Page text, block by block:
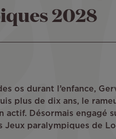
2028
os durant l’enfance,
plus de dix ans, le
actif. Désormais
paralympiques de